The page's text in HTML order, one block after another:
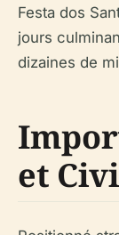
Festa dos
jours
dizaines de
et